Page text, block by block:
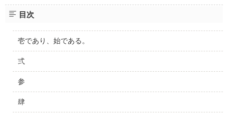
目次
壱であり、始である。
弍
参
肆